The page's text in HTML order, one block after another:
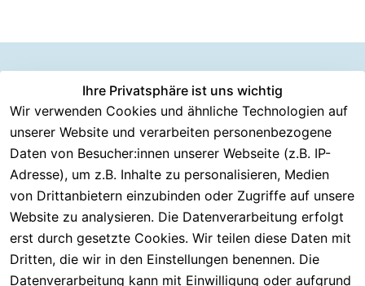
Ihre Privatsphäre ist uns wichtig
Wir verwenden Cookies und ähnliche Technologien auf
unserer Website und verarbeiten personenbezogene
Daten von Besucher:innen unserer Webseite (z.B. IP-
Adresse), um z.B. Inhalte zu personalisieren, Medien
von Drittanbietern einzubinden oder Zugriffe auf unsere
Website zu analysieren. Die Datenverarbeitung erfolgt
erst durch gesetzte Cookies. Wir teilen diese Daten mit
Dritten, die wir in den Einstellungen benennen. Die
Datenverarbeitung kann mit Einwilligung oder aufgrund
Rechtliches
AGB
Impressum
Datenschutzer
klärung
Barrierefreiheit
Widerrufsrech
t
Kundenserv
ice
Häufige
Fragen
Kontakt
Registrieren
Serviceverspr
echen
Rückgabe &
Information
en
Über CMK
Versand
Batterieentsor
gung
Eektrogeräte-
Entsorgung
Versanddie
nstleister
DHL
DPD